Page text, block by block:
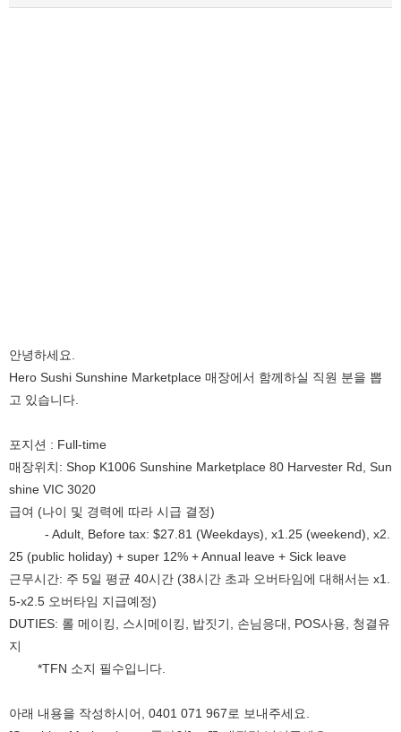
안녕하세요.
Hero Sushi Sunshine Marketplace 매장에서 함께하실 직원 분을 뽑
고 있습니다.
포지션 : Full-time
매장위치: Shop K1006 Sunshine Marketplace 80 Harvester Rd, Sun
shine VIC 3020
급여 (나이 및 경력에 따라 시급 결정)
- Adult, Before tax: $27.81 (Weekdays), x1.25 (weekend), x2.
25 (public holiday) + super 12% + Annual leave + Sick leave
근무시간: 주 5일 평균 40시간 (38시간 초과 오버타임에 대해서는 x1.
5-x2.5 오버타임 지급예정)
DUTIES: 롤 메이킹, 스시메이킹, 밥짓기, 손님응대, POS사용, 청결유
지
*TFN 소지 필수입니다.
아래 내용을 작성하시어, 0401 071 967로 보내주세요.